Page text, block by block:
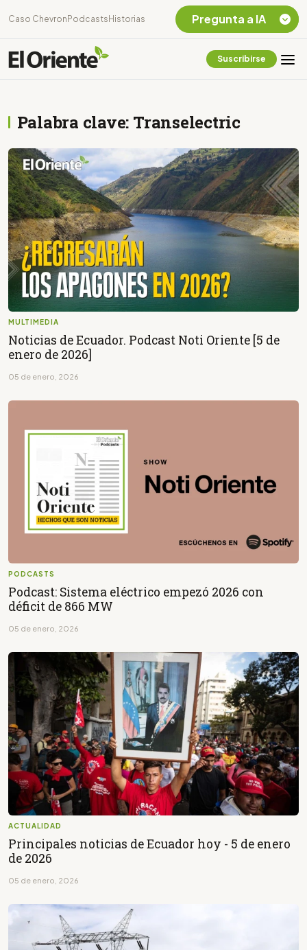
Caso Chevron Podcasts Historias
Suscribirse
Palabra clave: Transelectric
MULTIMEDIA
Noticias de Ecuador. Podcast Noti Oriente [5 de
enero de 2026]
05 de enero, 2026
PODCASTS
Podcast: Sistema eléctrico empezó 2026 con
déficit de 866 MW
05 de enero, 2026
ACTUALIDAD
Principales noticias de Ecuador hoy - 5 de enero
de 2026
05 de enero, 2026
Pregunta a IA
Listar destinos
Amazonia Ecuatoriana
¿En que consiste la
tasa minera que rige en
Ecuador?